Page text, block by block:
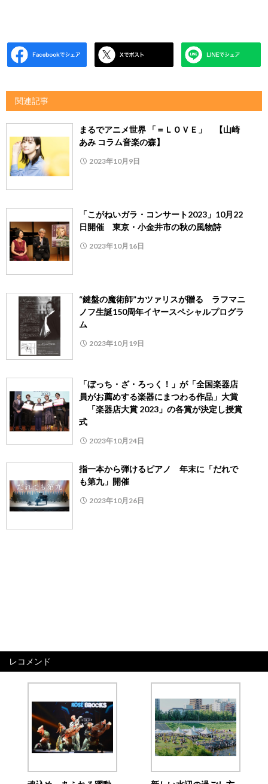
関連記事
まるでアニメ世界 「＝ＬＯＶＥ」 【山崎
あみ コラム音楽の森】
2023年10月9日
「こがねいガラ・コンサート2023」10月22
日開催 東京・小金井市の秋の風物詩
2023年10月16日
“鍵盤の魔術師”カツァリスが贈る ラフマニ
ノフ生誕150周年イヤースペシャルプログラ
ム
2023年10月19日
「ぼっち・ざ・ろっく！」が「全国楽器店
員がお薦めする楽器にまつわる作品」大賞
「楽器店大賞 2023」の各賞が決定し授賞
式
2023年10月24日
指一本から弾けるピアノ 年末に「だれで
も第九」開催
2023年10月26日
レコメンド